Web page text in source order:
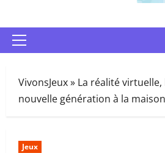
Menu
VivonsJeux» La réalité virtuelle,
nouvelle génération à la maison
Jeux